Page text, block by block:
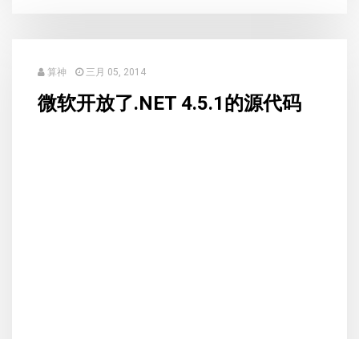
算神 三月 05, 2014
微软开放了.NET 4.5.1的源代码